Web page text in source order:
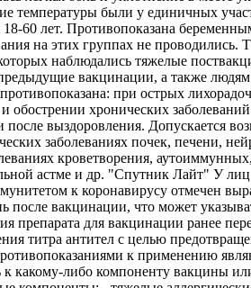
температуры были у единичных
60 лет. Противопоказана
на этих группах не проводились.
наблюдались тяжелые
вакцинации, а также
при острых
обострении хронических
после выздоровления. Допускается
заболеваниях почек, печени,
кроветворения,
астме и др. "Спутник Лайт" У
к коронавирусу отмечен
после вакцинации, что может
препарата для вакцинации ранее
титра антител с целью
к применению
к какому-либо компоненту вакцины